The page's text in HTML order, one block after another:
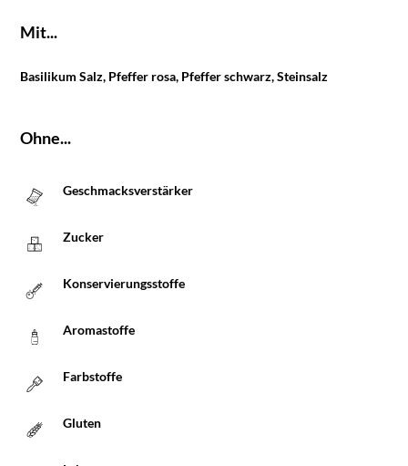
Mit...
Basilikum Salz, Pfeffer rosa, Pfeffer schwarz, Steinsalz
Ohne...
Geschmacksverstärker
Zucker
Konservierungsstoffe
Aromastoffe
Farbstoffe
Gluten